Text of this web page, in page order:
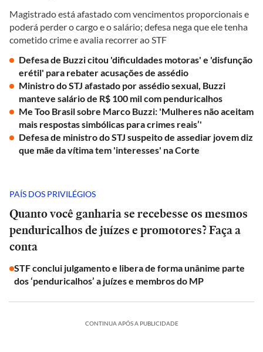
Magistrado está afastado com vencimentos proporcionais e
poderá perder o cargo e o salário; defesa nega que ele tenha
cometido crime e avalia recorrer ao STF
Defesa de Buzzi citou 'dificuldades motoras' e 'disfunção
erétil' para rebater acusações de assédio
Ministro do STJ afastado por assédio sexual, Buzzi
manteve salário de R$ 100 mil com penduricalhos
Me Too Brasil sobre Marco Buzzi: 'Mulheres não aceitam
mais respostas simbólicas para crimes reais’'
Defesa de ministro do STJ suspeito de assediar jovem diz
que mãe da vítima tem 'interesses' na Corte
PAÍS DOS PRIVILÉGIOS
Quanto você ganharia se recebesse os mesmos
penduricalhos de juízes e promotores? Faça a
conta
STF conclui julgamento e libera de forma unânime parte
dos ‘penduricalhos’ a juízes e membros do MP
CONTINUA APÓS A PUBLICIDADE